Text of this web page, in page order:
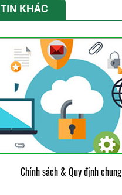
TIN KHÁC
Chính sách & Quy định chung